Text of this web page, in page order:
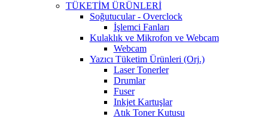
TÜKETİM ÜRÜNLERİ
Soğutucular - Overclock
İşlemci Fanları
Kulaklık ve Mikrofon ve Webcam
Webcam
Yazıcı Tüketim Ürünleri (Orj.)
Laser Tonerler
Drumlar
Fuser
Inkjet Kartuşlar
Atık Toner Kutusu